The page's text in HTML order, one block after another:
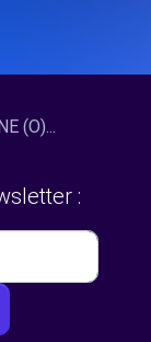
(O)...
: